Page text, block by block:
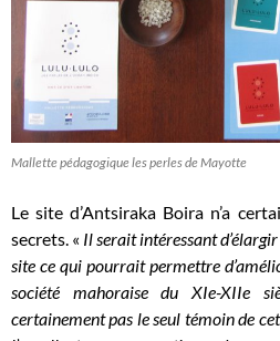
Mallette pédagogique les perles de Mayotte
Le site d’Antsiraka Boira n’a
secrets. « Il serait intéressant
site ce qui pourrait permettre
société mahoraise du XIe-XIIe
certainement pas le seul témoin de